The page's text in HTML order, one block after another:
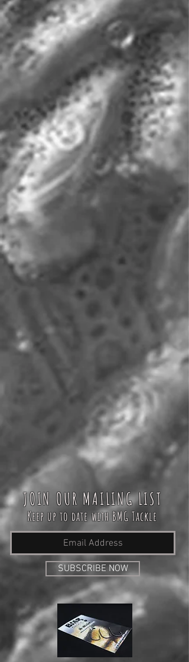
JOIN OUR MAILING LIST
Keep up to date with BMG Tackle
SUBSCRIBE NOW